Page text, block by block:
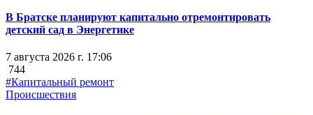
В Братске планируют капитально отремонтировать
детский сад в Энергетике
7 августа 2026 г. 17:06
744
#Капитальный ремонт
Происшествия